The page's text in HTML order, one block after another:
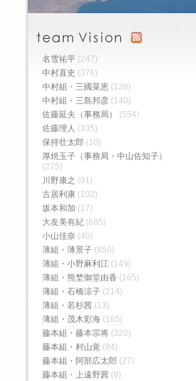
名雪祐平 (247)
中村直史 (376)
中村組・三國菜恵 (139)
中村組・三島邦彦 (140)
佐藤延夫（事務局）
(554)
佐藤理人 (335)
保持壮太郎 (10)
厚焼玉子（事務局・中山佐知子）
(275)
川野康之 (91)
古居利康 (102)
坂本和加 (17)
大友美有紀 (685)
小山佳奈 (40)
薄組・薄景子 (850)
薄組・小野麻利江 (149)
薄組・熊埜御堂由香 (165)
薄組・石橋涼子 (214)
薄組・若杉茜 (13)
薄組・茂木彩海 (165)
藤本組・藤本宗将 (320)
藤本組・村山覚 (84)
藤本組・阿部広太郎 (27)
藤本組・上遠野茜 (9)